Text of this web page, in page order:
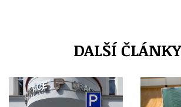
DALŠÍ ČLÁNKY